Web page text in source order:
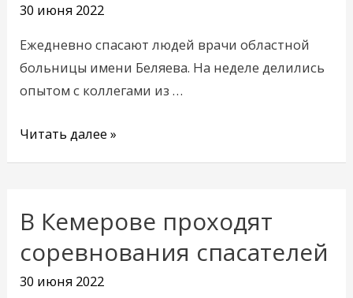
30 июня 2022
Ежедневно спасают людей врачи областной
больницы имени Беляева. На неделе делились
опытом с коллегами из …
с
коллегами
из
Хакасии
Читать далее »
В Кемерове проходят
соревнования спасателей
30 июня 2022
В
проходят
соревнования